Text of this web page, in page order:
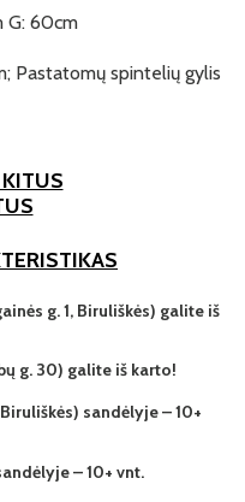
G: 60cm
Pastatomų spintelių gylis
g. 1, Biruliškės) galite iš
g. 30) galite iš karto!
sandėlyje – 10+
– 10+ vnt.